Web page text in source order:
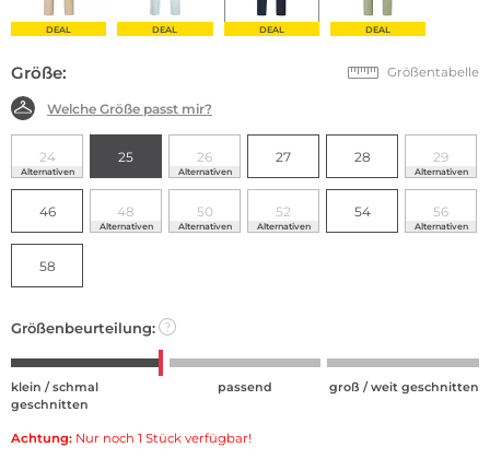
DEAL DEAL DEAL DEAL
Größe: Größentabelle
Welche Größe passt mir?
24
Alternativen
25 26
Alternativen
27 28 29
Alternativen
46 48
Alternativen
50
Alternativen
52
Alternativen
54 56
Alternativen
58
Größenbeurteilung: ?
klein / schmal
geschnitten
passend groß / weit geschnitten
Achtung: Nur noch 1 Stück verfügbar!